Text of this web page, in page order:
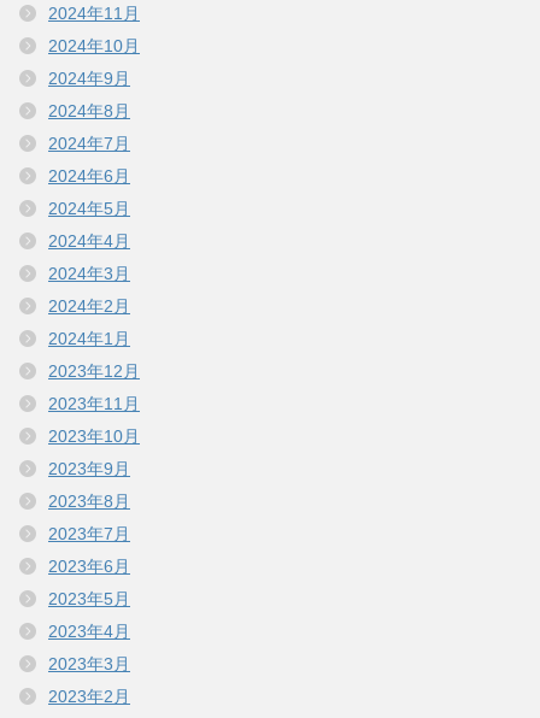
2024年11月
2024年10月
2024年9月
2024年8月
2024年7月
2024年6月
2024年5月
2024年4月
2024年3月
2024年2月
2024年1月
2023年12月
2023年11月
2023年10月
2023年9月
2023年8月
2023年7月
2023年6月
2023年5月
2023年4月
2023年3月
2023年2月